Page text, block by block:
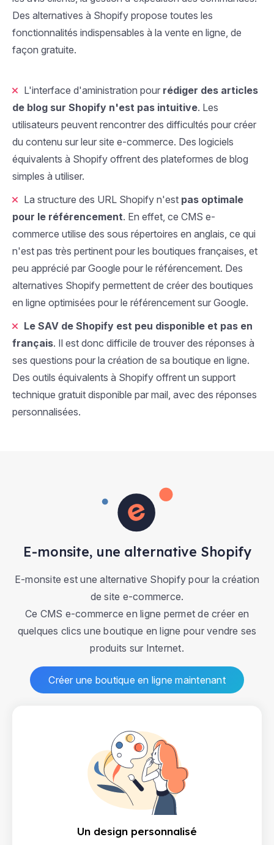
Des alternatives à Shopify propose toutes les
fonctionnalités indispensables à la vente en ligne, de
façon gratuite.
L'interface d'aministration pour rédiger des articles
de blog sur Shopify n'est pas intuitive. Les
utilisateurs peuvent rencontrer des difficultés pour créer
du contenu sur leur site e-commerce. Des logiciels
équivalents à Shopify offrent des plateformes de blog
simples à utiliser.
La structure des URL Shopify n'est pas optimale
pour le référencement. En effet, ce CMS e-
commerce utilise des sous répertoires en anglais, ce qui
n'est pas très pertinent pour les boutiques françaises, et
peu apprécié par Google pour le référencement. Des
alternatives Shopify permettent de créer des boutiques
en ligne optimisées pour le référencement sur Google.
Le SAV de Shopify est peu disponible et pas en
français. Il est donc difficile de trouver des réponses à
ses questions pour la création de sa boutique en ligne.
Des outils équivalents à Shopify offrent un support
technique gratuit disponible par mail, avec des réponses
personnalisées.
E-monsite, une alternative Shopify
E-monsite est une alternative Shopify pour la création
de site e-commerce.
Ce CMS e-commerce en ligne permet de créer en
quelques clics une boutique en ligne pour vendre ses
produits sur Internet.
Créer une boutique en ligne maintenant
Un design personnalisé